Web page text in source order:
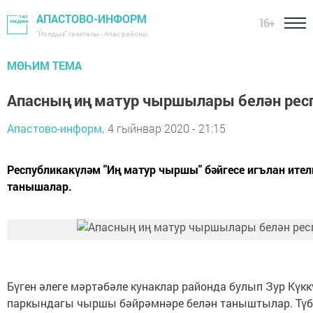
АПАСТОВО-ИНФОРМ
"Йолдыз" газетасы - Апас районы
16+
МӨҺИМ ТЕМА
Апасның иң матур чыршылары белән
Апастово-информ, 4 гыйнвар 2020 - 21:15
Республикакүләм "Иң матур чыршы" бәйгесе игълан
танышалар.
Бүген әлеге мәртәбәле кунаклар районда булып Зур
паркындагы чыршы бәйрәмнәре белән таныштылар.